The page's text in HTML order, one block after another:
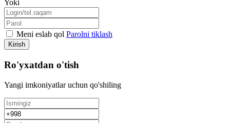
Yoki
Meni eslab qol Parolni tiklash
Kirish
Ro'yxatdan o'tish
Yangi imkoniyatlar uchun qo'shiling